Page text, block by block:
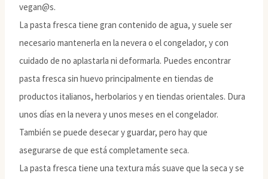
vegan@s.
La pasta fresca tiene gran contenido de agua, y suele ser
necesario mantenerla en la nevera o el congelador, y con
cuidado de no aplastarla ni deformarla. Puedes encontrar
pasta fresca sin huevo principalmente en tiendas de
productos italianos, herbolarios y en tiendas orientales. Dura
unos días en la nevera y unos meses en el congelador.
También se puede desecar y guardar, pero hay que
asegurarse de que está completamente seca.
La pasta fresca tiene una textura más suave que la seca y se